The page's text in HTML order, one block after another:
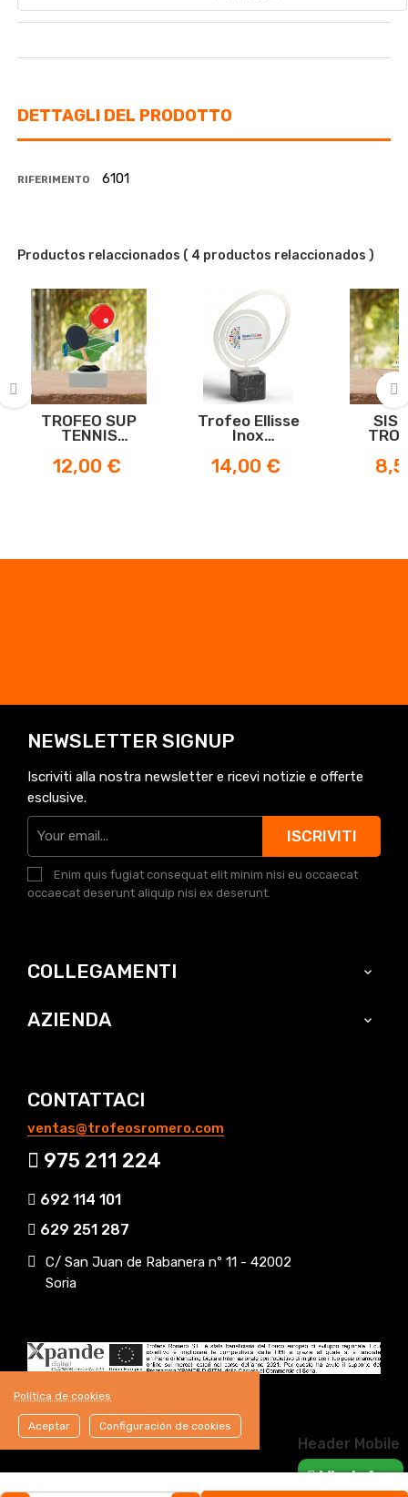
Política de cookies
Aceptar Configuración de cookies
Header Mobile
WhatsApp
DETTAGLI DEL PRODOTTO
RIFERIMENTO 6101
Productos relaccionados ( 4 productos relaccionados )
TROFEO SUP
TENNIS
Prezzo
12,00 €
Trofeo Ellisse
Inox
Prezzo
14,00 €
›
NEWSLETTER SIGNUP
Iscriviti alla nostra newsletter e ricevi notizie e offerte
esclusive.
ISCRIVITI
Enim quis fugiat consequat elit minim nisi eu occaecat
occaecat deserunt aliquip nisi ex deserunt.
COLLEGAMENTI 
AZIENDA 
CONTATTACI
ventas@trofeosromero.com
975 211 224
692 114 101
629 251 287
C/ San Juan de Rabanera nº 11 - 42002
Soria